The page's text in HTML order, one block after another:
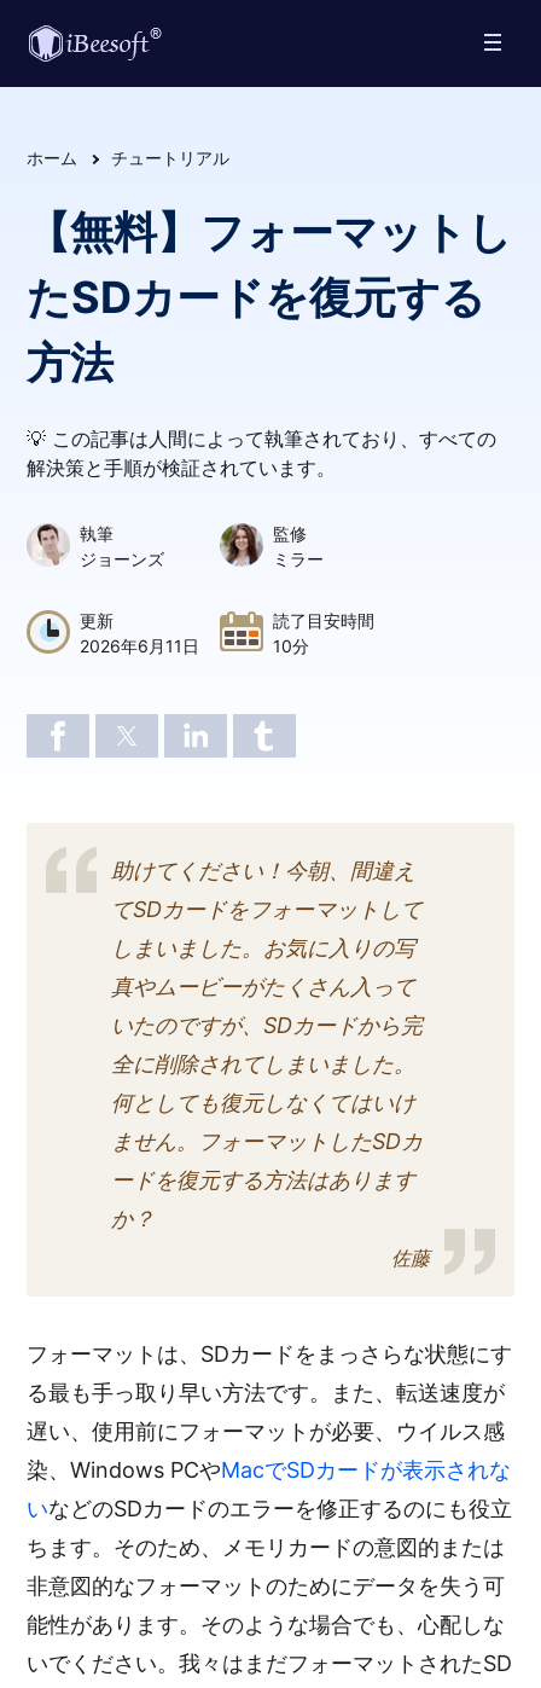
ホーム チュートリアル
【無料】フォーマットし
たSDカードを復元する
方法
💡 この記事は人間によって執筆されており、すべての
解決策と手順が検証されています。
執筆
ジョーンズ
監修
ミラー
更新
2026年6月11日
読了目安時間
10分
助けてください！今朝、間違え
てSDカードをフォーマットして
しまいました。お気に入りの写
真やムービーがたくさん入って
いたのですが、SDカードから完
全に削除されてしまいました。
何としても復元しなくてはいけ
ません。フォーマットしたSDカ
ードを復元する方法はあります
か？
佐藤
フォーマットは、SDカードをまっさらな状態にす
る最も手っ取り早い方法です。また、転送速度が
遅い、使用前にフォーマットが必要、ウイルス感
染、Windows PCやMacでSDカードが表示されな
いなどのSDカードのエラーを修正するのにも役立
ちます。そのため、メモリカードの意図的または
非意図的なフォーマットのためにデータを失う可
能性があります。そのような場合でも、心配しな
いでください。我々はまだフォーマットされたSD